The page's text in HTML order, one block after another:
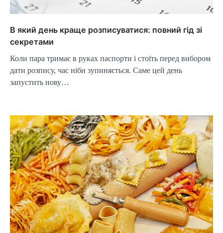
В який день краще розписуватися: повний гід зі
секретами
Коли пара тримає в руках паспорти і стоїть перед вибором
дати розпису, час ніби зупиняється. Саме цей день
запустить нову…